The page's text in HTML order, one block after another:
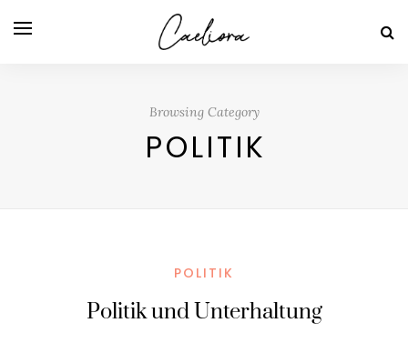
Browsing Category
POLITIK
POLITIK
Politik und Unterhaltung